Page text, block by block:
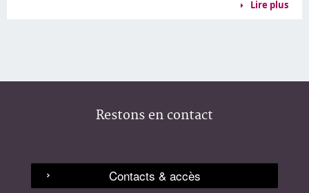
Lire plus
Restons en contact